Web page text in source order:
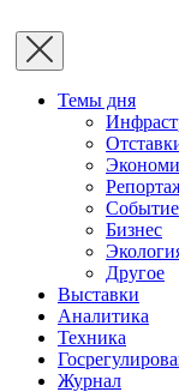
Темы дня
Событие
Бизнес
Другое
Выставки
Аналитика
Техника
Журнал